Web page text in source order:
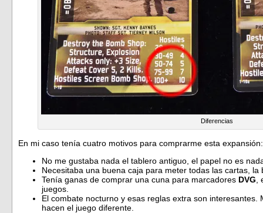
Diferencias
En mi caso tenía cuatro motivos para comprarme esta expansión:
No me gustaba nada el tablero antiguo, el papel no es
Necesitaba una buena caja para meter todas las cartas,
Tenía ganas de comprar una cuna para marcadores DVG
juegos.
El combate nocturno y esas reglas extra son
hacen el juego diferente.